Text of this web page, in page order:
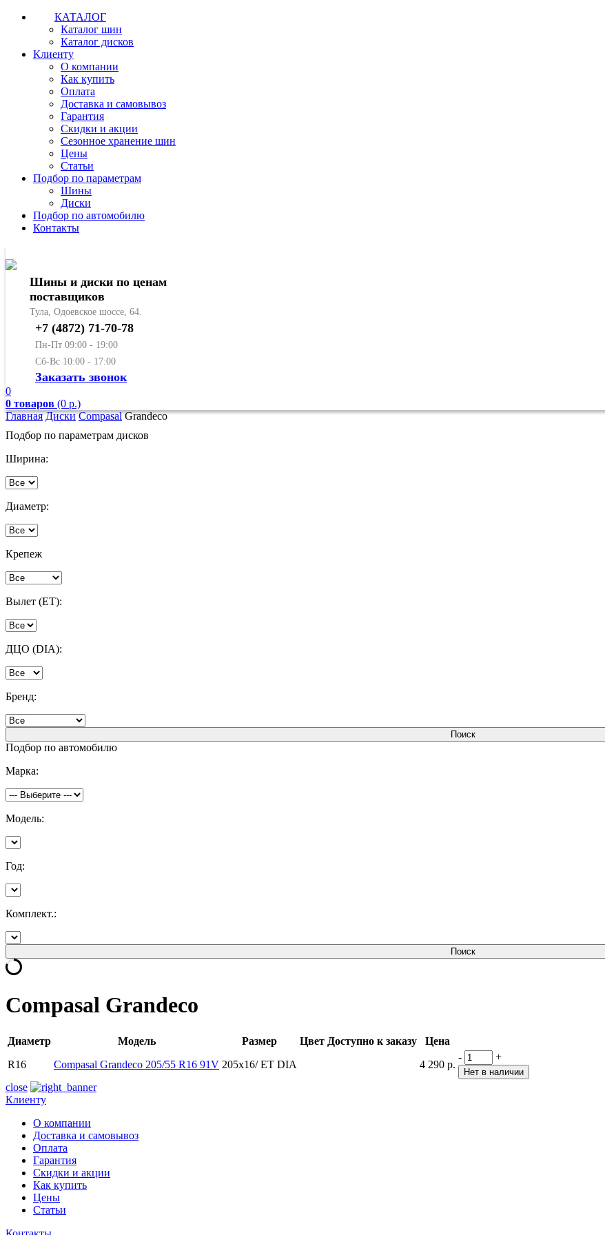
КАТАЛОГ
Каталог шин
Каталог дисков
Клиенту
О компании
Как купить
Оплата
Доставка и самовывоз
Гарантия
Скидки и акции
Сезонное хранение шин
Цены
Статьи
Подбор по параметрам
Шины
Диски
Подбор по автомобилю
Контакты
Шины и диски по ценам
поставщиков
Тула, Одоевское шоссе, 64.
+7 (4872) 71-70-78
Пн-Пт 09:00 - 19:00
Сб-Вс 10:00 - 17:00
Заказать звонок
0
0 товаров (0 р.)
Главная Диски CompasalGrandeco
Подбор по параметрам дисков
Ширина:
Диаметр:
Крепеж
Вылет (ET):
ДЦО (DIA):
Бренд:
Подбор по автомобилю
Марка:
Модель:
Год:
Комплект.:
Compasal Grandeco
Диаметр Модель Размер Цвет Доступно к заказу
Цена
R16
Compasal Grandeco 205/55 R16 91V 205x16/ ET DIA 4 290 р.
- +
close
Клиенту
О компании
Доставка и самовывоз
Оплата
Гарантия
Скидки и акции
Как купить
Цены
Статьи